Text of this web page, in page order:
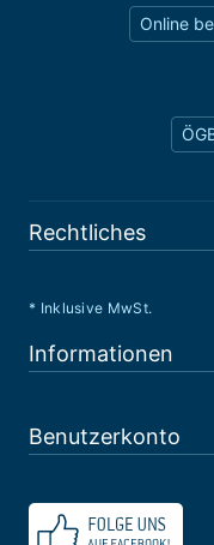
Online
Rechtliches
* Inklusive MwSt.
Informationen
Benutzerkonto